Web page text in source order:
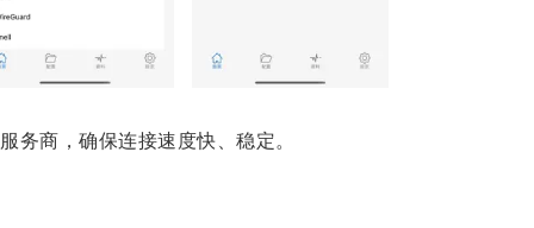
商，确保连接速度快、稳定。